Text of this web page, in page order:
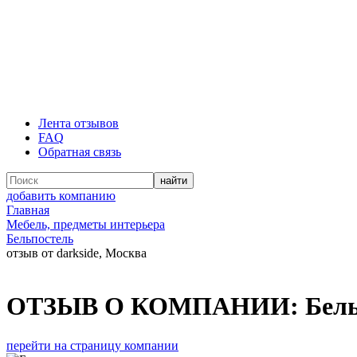
Лента отзывов
FAQ
Обратная связь
добавить компанию
Главная
Мебель, предметы интерьера
Бельпостель
отзыв от darkside, Москва
ОТЗЫВ О КОМПАНИИ:
перейти на страницу компании